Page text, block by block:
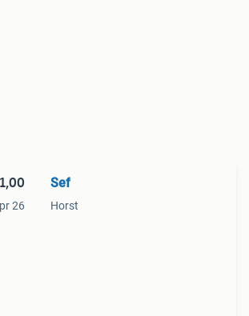
26
Sef
Horst